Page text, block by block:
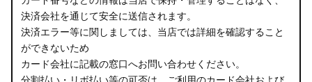
決済会社を通じて安全に送信されます。
決済エラー等に関しましては、当店では詳細を確認すること
ができないため
カード会社に記載の窓口へお問い合わせください。